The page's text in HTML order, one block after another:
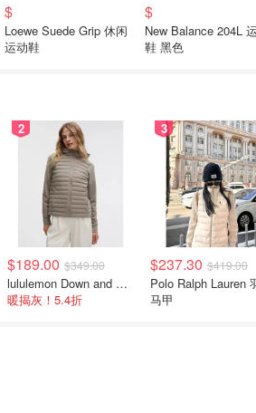
$
Loewe Suede Grip 休闲
运动鞋
$
New Balance 204L
鞋 黑色
2
$189.00 $349.00
lululemon Down and Around 羽绒夹克
暖揭灰！5.4折
3
$237.30 $419.00
Polo Ralph Lauren
马甲